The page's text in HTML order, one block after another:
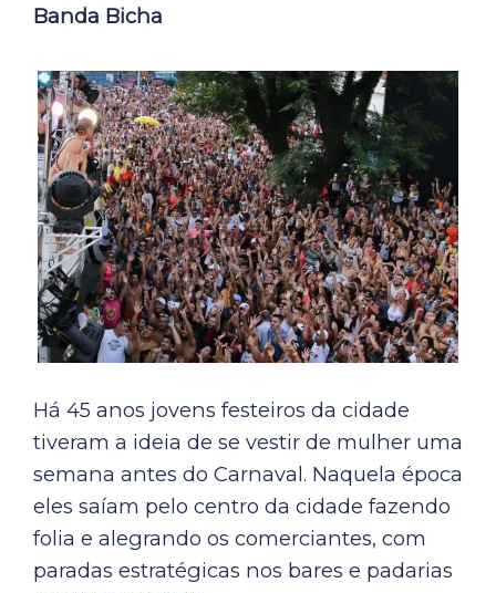
Banda Bicha
Há 45 anos jovens festeiros da cidade
tiveram a ideia de se vestir de mulher uma
semana antes do Carnaval. Naquela época
eles saíam pelo centro da cidade fazendo
folia e alegrando os comerciantes, com
paradas estratégicas nos bares e padarias